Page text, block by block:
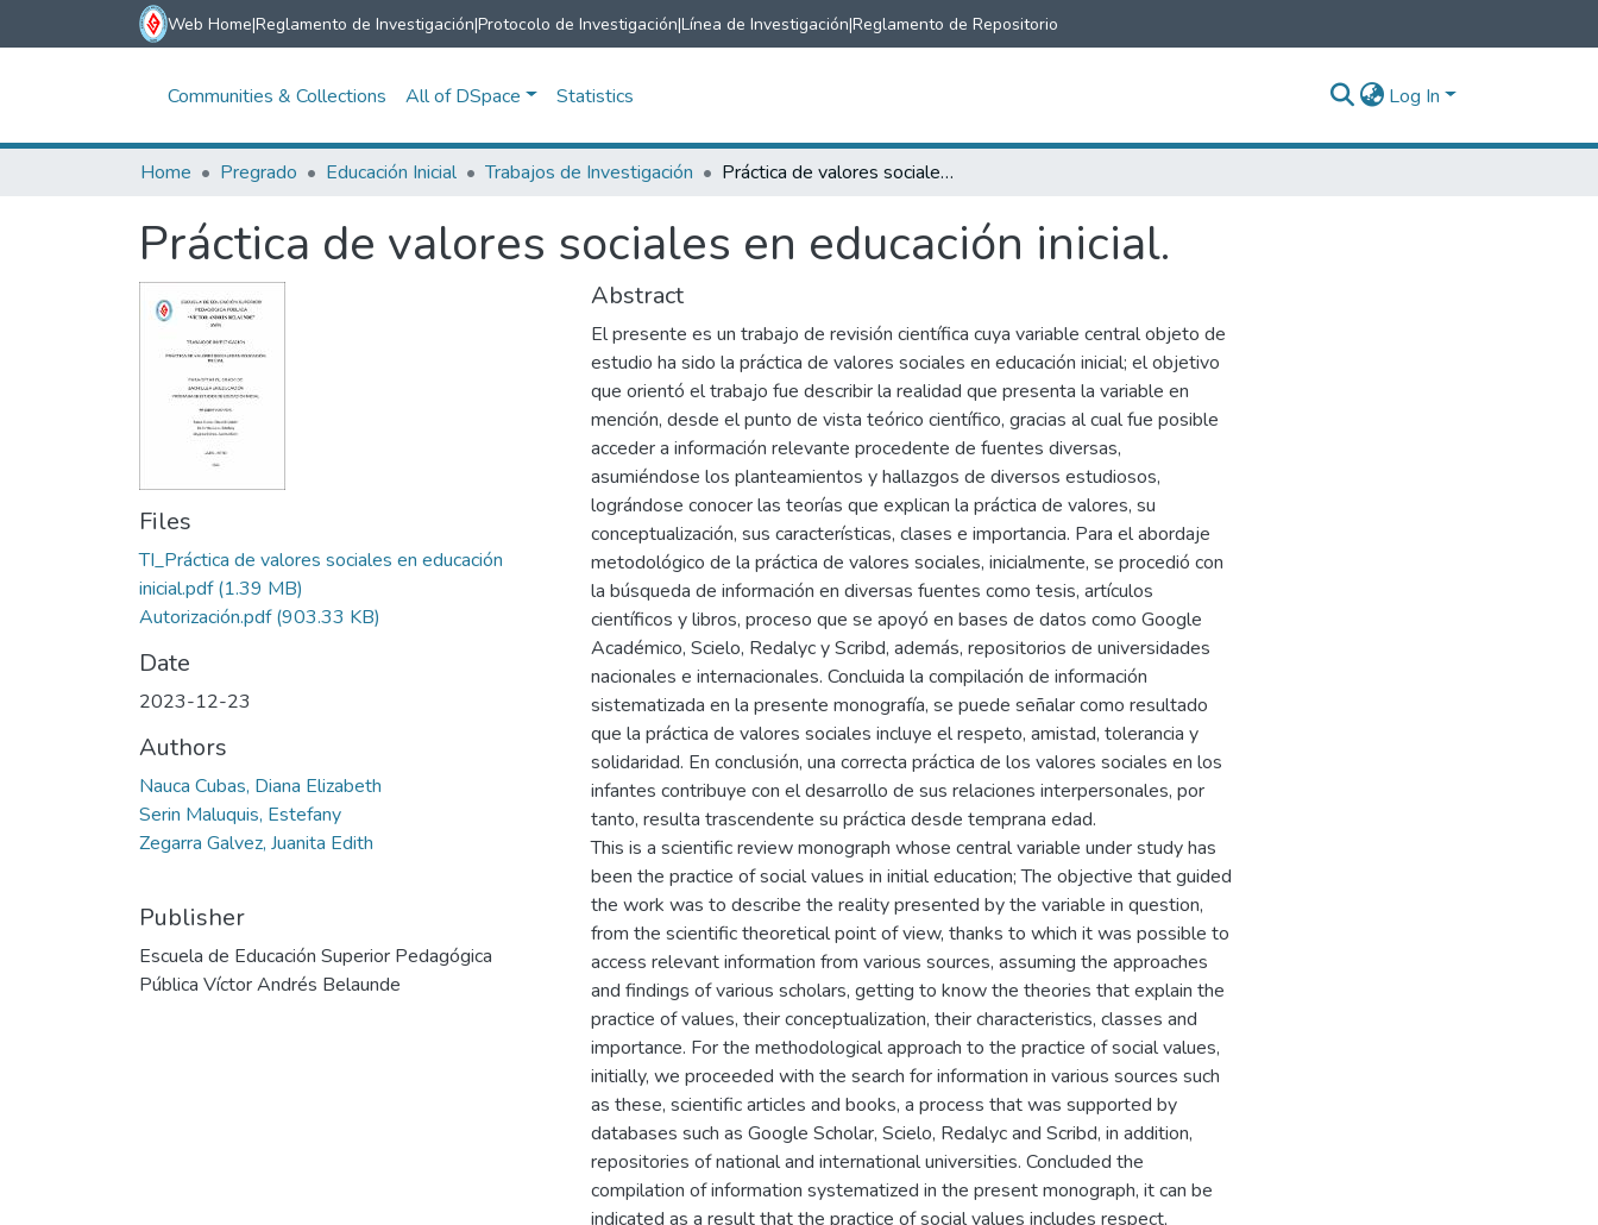
Web Home|Reglamento de Investigación|Protocolo de Investigación|Línea de Investigación|Reglamento de Repositorio
Communities & Collections All of DSpace Statistics Log In
Home Pregrado Educación Inicial Trabajos de Investigación Práctica de valores sociales en educación inicial.
Práctica de valores sociales en educación inicial.
Files
TI_Práctica de valores sociales en educación
inicial.pdf(1.39 MB)
Autorización.pdf(903.33 KB)
Date
2023-12-23
Authors
Nauca Cubas, Diana Elizabeth
Serin Maluquis, Estefany
Zegarra Galvez, Juanita Edith
Publisher
Escuela de Educación Superior Pedagógica
Pública Víctor Andrés Belaunde
Abstract
El presente es un trabajo de revisión científica cuya variable central objeto de
estudio ha sido la práctica de valores sociales en educación inicial; el objetivo
que orientó el trabajo fue describir la realidad que presenta la variable en
mención, desde el punto de vista teórico científico, gracias al cual fue posible
acceder a información relevante procedente de fuentes diversas,
asumiéndose los planteamientos y hallazgos de diversos estudiosos,
lográndose conocer las teorías que explican la práctica de valores, su
conceptualización, sus características, clases e importancia. Para el abordaje
metodológico de la práctica de valores sociales, inicialmente, se procedió con
la búsqueda de información en diversas fuentes como tesis, artículos
científicos y libros, proceso que se apoyó en bases de datos como Google
Académico, Scielo, Redalyc y Scribd, además, repositorios de universidades
nacionales e internacionales. Concluida la compilación de información
sistematizada en la presente monografía, se puede señalar como resultado
que la práctica de valores sociales incluye el respeto, amistad, tolerancia y
solidaridad. En conclusión, una correcta práctica de los valores sociales en los
infantes contribuye con el desarrollo de sus relaciones interpersonales, por
tanto, resulta trascendente su práctica desde temprana edad.
This is a scientific review monograph whose central variable under study has
been the practice of social values in initial education; The objective that guided
the work was to describe the reality presented by the variable in question,
from the scientific theoretical point of view, thanks to which it was possible to
access relevant information from various sources, assuming the approaches
and findings of various scholars, getting to know the theories that explain the
practice of values, their conceptualization, their characteristics, classes and
importance. For the methodological approach to the practice of social values,
initially, we proceeded with the search for information in various sources such
as these, scientific articles and books, a process that was supported by
databases such as Google Scholar, Scielo, Redalyc and Scribd, in addition,
repositories of national and international universities. Concluded the
compilation of information systematized in the present monograph, it can be
indicated as a result that the practice of social values includes respect,